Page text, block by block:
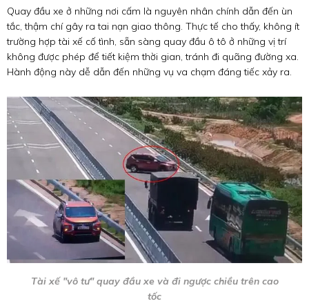
Quay đầu xe ở những nơi cấm là nguyên nhân chính dẫn đến ùn
tắc, thậm chí gây ra tai nạn giao thông. Thực tế cho thấy, không ít
trường hợp tài xế cố tình, sẵn sàng quay đầu ô tô ở những vị trí
không được phép để tiết kiệm thời gian, tránh đi quãng đường xa.
Hành động này dễ dẫn đến những vụ va chạm đáng tiếc xảy ra.
Tài xế "vô tư" quay đầu xe và đi ngược chiều trên cao
tốc